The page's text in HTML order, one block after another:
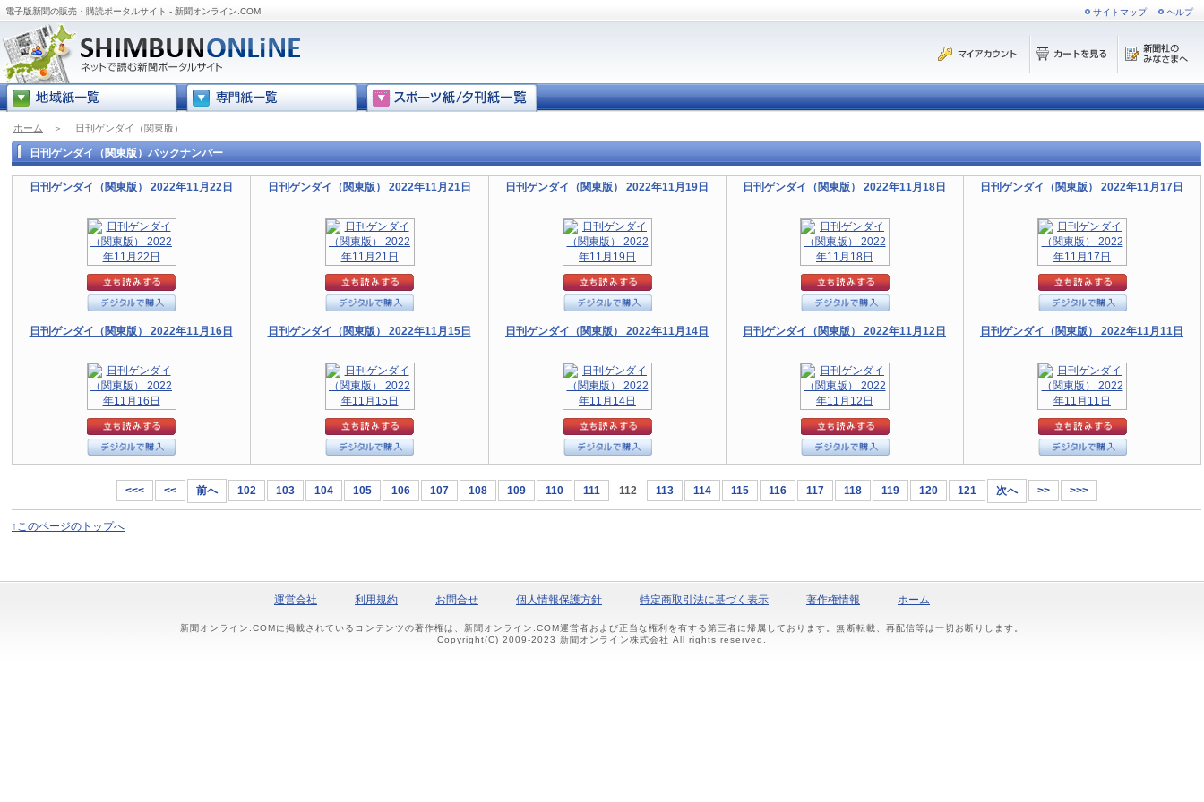
電子版新聞の販売・購読ポータルサイト - 新聞オンライン.COM サイトマップ ヘルプ
ホーム ＞ 日刊ゲンダイ（関東版）
日刊ゲンダイ（関東版）バックナンバー
日刊ゲンダイ（関東版） 2022年11月22日 日刊ゲンダイ（関東版） 2022年11月21日 日刊ゲンダイ（関東版） 2022年11月19日 日刊ゲンダイ（関東版） 2022年11月18日 日刊ゲンダイ（関東版） 2022年11月17日
日刊ゲンダイ（関東版） 2022年11月16日 日刊ゲンダイ（関東版） 2022年11月15日 日刊ゲンダイ（関東版） 2022年11月14日 日刊ゲンダイ（関東版） 2022年11月12日 日刊ゲンダイ（関東版） 2022年11月11日
<<< << 前へ 102 103 104 105 106 107 108 109 110 111 112 113 114 115 116 117 118 119 120 121 次へ >> >>>
↑このページのトップへ
運営会社 利用規約 お問合せ 個人情報保護方針 特定商取引法に基づく表示 著作権情報 ホーム
新聞オンライン.COMに掲載されているコンテンツの著作権は、新聞オンライン.COM運営者および正当な権利を有する第三者に帰属しております。無断転載、再配信等は一切お断りします。
Copyright(C) 2009-2023 新聞オンライン株式会社 All rights reserved.